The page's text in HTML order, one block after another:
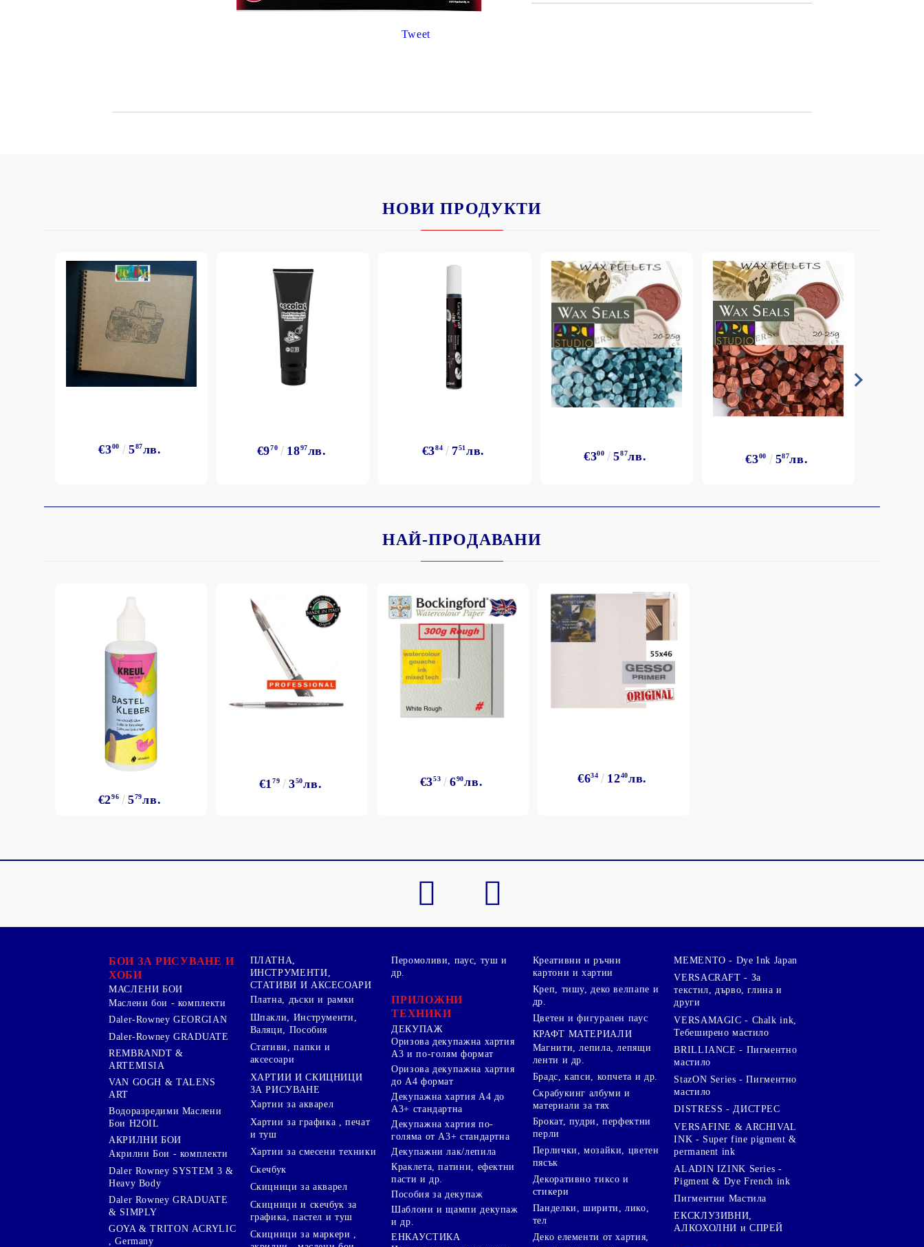
Тебеширено мастило
BRILLIANCE - Пигментно мастило
StazON Series - Пигментно мастило
DISTRESS - ДИСТРЕС
VERSAFINE & ARCHIVAL INK -
Super fine pigment & permanent ink
ЕКСКЛУЗИВНИ, АЛКОХОЛНИ и
ПЕЧАТИ ЗА ВОСЪК И ЦВЕТНИ
хартии
Креп, тишу, деко велпапе и др.
Цветен и фигурален паус
Tweet
НОВИ ПРОДУКТИ
€300 587лв. €970 1897лв. €384 751лв. €300 587лв. €300 587лв.
НАЙ-ПРОДАВАНИ
€296 579лв.
€179 350лв. €353 690лв. €634 1240лв.
БОИ ЗА РИСУВАНЕ И
ХОБИ
МАСЛЕНИ БОИ
Маслени бои - комплекти
Daler-Rowney GEORGIAN
Daler-Rowney GRADUATE
REMBRANDT &
ARTEMISIA
VAN GOGH & TALENS
ART
Водоразредими Маслени
Бои H2OIL
АКРИЛНИ БОИ
Акрилни Бои - комплекти
Daler Rowney SYSTEM 3 &
Heavy Body
Daler Rowney GRADUATE
& SIMPLY
GOYA & TRITON АCRYLIC
, Germany
ПЛАТНА,
ИНСТРУМЕНТИ,
СТАТИВИ И АКСЕСОАРИ
Платна, дъски и рамки
Шпакли, Инструменти,
Валяци, Пособия
Стативи, папки и
аксесоари
ХАРТИИ И СКИЦНИЦИ
ЗА РИСУВАНЕ
Хартии за акварел
Хартии за графика , печат
и туш
Хартии за смесени техники
Скечбук
Скицници за акварел
Скицници и скечбук за
графика, пастел и туш
Скицници за маркери ,
Перомоливи, паус, туш и
др.
ПРИЛОЖНИ
ТЕХНИКИ
ДЕКУПАЖ
Оризова декупажна хартия
А3 и по-голям формат
Оризова декупажна хартия
до А4 формат
Декупажна хартия А4 до
А3+ стандартна
Декупажна хартия по-
голяма от А3+ стандартна
Декупажни лак/лепила
Краклета, патини, ефектни
пасти и др.
Пособия за декупаж
Шаблони и щампи декупаж
и др.
ЕНКАУСТИКА
Креативни и ръчни
картони и хартии
Креп, тишу, деко велпапе и
др.
Цветен и фигурален паус
КРАФТ МАТЕРИАЛИ
Магнити, лепила, лепящи
ленти и др.
Брадс, капси, копчета и др.
Скрабукинг албуми и
материали за тях
Брокат, пудри, перфектни
перли
Перлички, мозайки, цветен
пясък
Декоративно тиксо и
стикери
Панделки, ширити, лико,
тел
Деко елементи от хартия,
MEMENTO - Dye Ink Japan
VERSACRAFT - За
текстил, дърво, глина и
други
VERSAMAGIC - Chalk ink,
Тебеширено мастило
BRILLIANCE - Пигментно
мастило
StazON Series - Пигментно
мастило
DISTRESS - ДИСТРЕС
VERSAFINE & ARCHIVAL
INK - Super fine pigment &
permanent ink
ALADIN IZINK Series -
Pigment & Dye French ink
Пигментни Мастила
ЕКСКЛУЗИВНИ,
АЛКОХОЛНИ и СПРЕЙ